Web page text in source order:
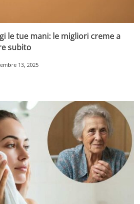
le tue mani: le migliori creme a
subito
13, 2025